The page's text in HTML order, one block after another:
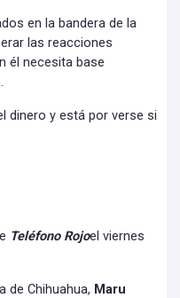
en la bandera de la
las reacciones
él necesita base
dinero y está por verse si
Teléfono Rojoel viernes
de Chihuahua, Maru